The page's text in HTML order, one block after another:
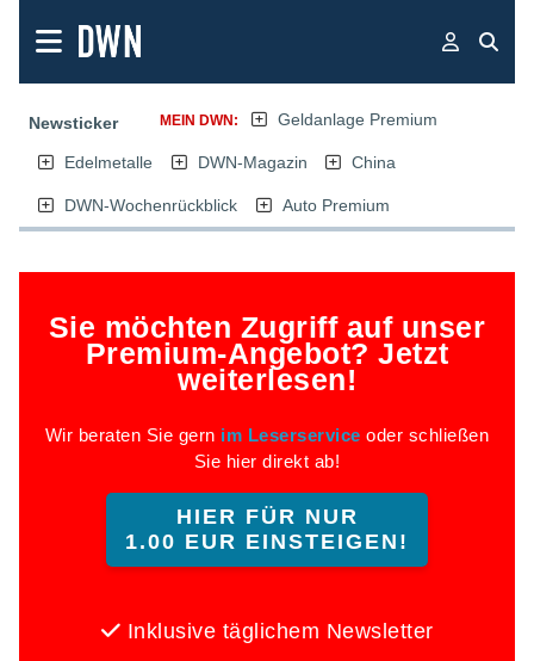
Newsticker MEIN DWN: Geldanlage Premium
Edelmetalle DWN-Magazin China
DWN-Wochenrückblick Auto Premium
Sie möchten Zugriff auf unser
Premium-Angebot? Jetzt
weiterlesen!
Wir beraten Sie gern im Leserservice oder schließen
Sie hier direkt ab!
HIER FÜR NUR
1.00 EUR EINSTEIGEN!
Inklusive täglichem Newsletter